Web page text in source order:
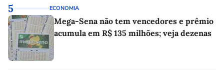
5 ECONOMIA
Mega-Sena não tem vencedores e prêmio
acumula em R$ 135 milhões; veja dezenas